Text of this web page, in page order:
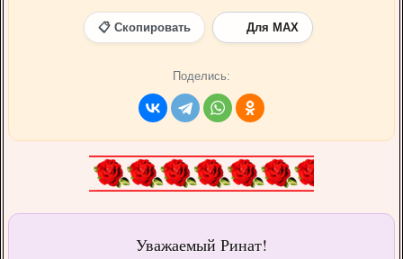
📋 Скопировать Для MAX
Поделись:
Уважаемый Ринат!